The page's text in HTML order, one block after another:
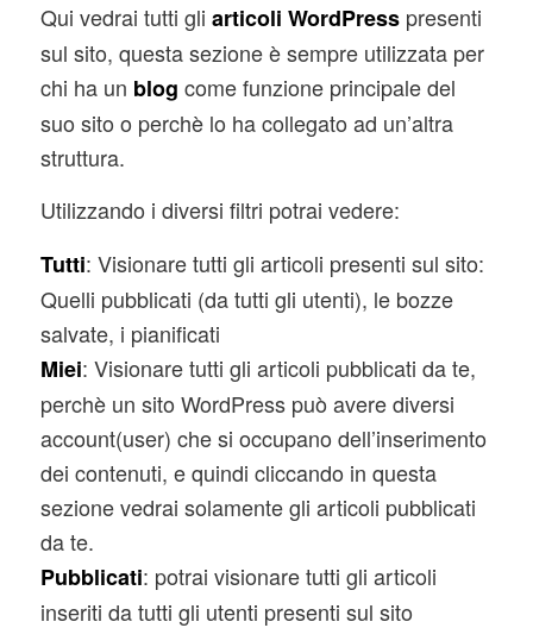
Qui vedrai tutti gli articoli WordPresspresenti
sul sito, questa sezione è sempre utilizzata per
chi ha un blog come funzione principale del
suo sito o perchè lo ha collegato ad un’altra
struttura.
Utilizzando i diversi filtri potrai vedere:
Tutti: Visionare tutti gli articoli presenti sul sito:
Quelli pubblicati (da tutti gli utenti), le bozze
salvate, i pianificati
Miei: Visionare tutti gli articoli pubblicati da te,
perchè un sito WordPress può avere diversi
account(user) che si occupano dell’inserimento
dei contenuti, e quindi cliccando in questa
sezione vedrai solamente gli articoli pubblicati
da te.
Pubblicati: potrai visionare tutti gli articoli
inseriti da tutti gli utenti presenti sul sito